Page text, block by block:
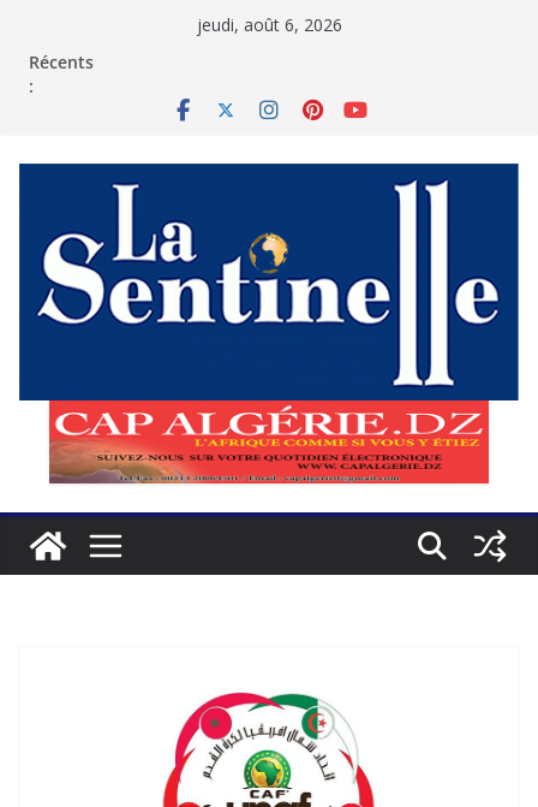
jeudi, août 6, 2026
Récents
: